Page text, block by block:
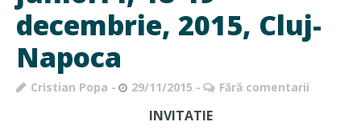
decembrie, 2015, Cluj-
Napoca
Cristian Popa 29/11/2015 Fără comentarii
INVITATIE